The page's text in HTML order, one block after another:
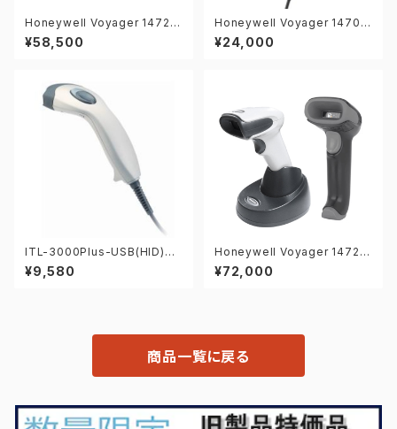
Honeywell Voyager 1472G
1D-USB 1次元バーコードリー
ダー
¥58,500
Honeywell Voyager 1470G
1D-USB 1次元バーコードリー
ダー
¥24,000
ITL-3000Plus-USB(HID) 1
次元バーコードリーダー
¥9,580
Honeywell Voyager 1472G
2D-USB 2次元バーコードリ
ーダー
¥72,000
商品一覧に戻る